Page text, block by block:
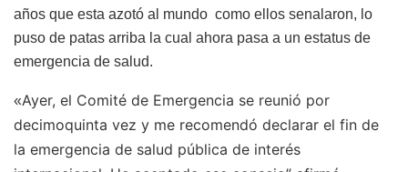
años que esta azotó al mundo como ellos senalaron, lo
puso de patas arriba la cual ahora pasa a un estatus de
emergencia de salud.
«Ayer, el Comité de Emergencia se reunió por
decimoquinta vez y me recomendó declarar el fin de
la emergencia de salud pública de interés